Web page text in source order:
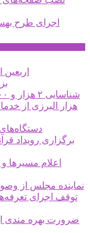
اجرای طرح بهسازی معابر
شناسایی ۲ هزار و ۴۰۰ کودک دارای اختلالات بینایی در البرز
نماینده مجلس از
ضرورت بهره مندی